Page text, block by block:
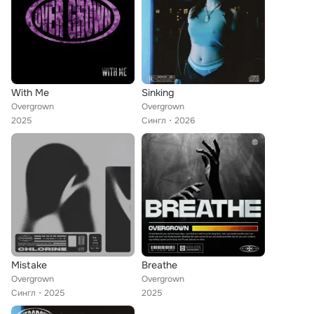
With Me
Overgrown
2025
Sinking
Overgrown
Сингл
2026
Mistake
Overgrown
Сингл
2025
Breathe
Overgrown
2025